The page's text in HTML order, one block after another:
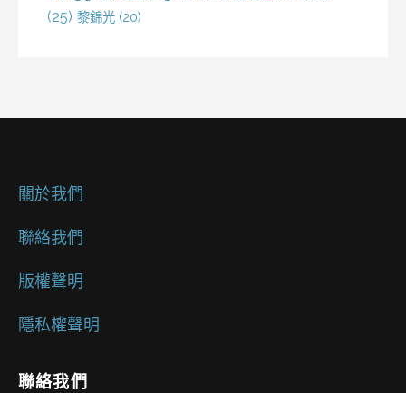
(25) 黎錦光 (20)
關於我們
聯絡我們
版權聲明
隱私權聲明
聯絡我們